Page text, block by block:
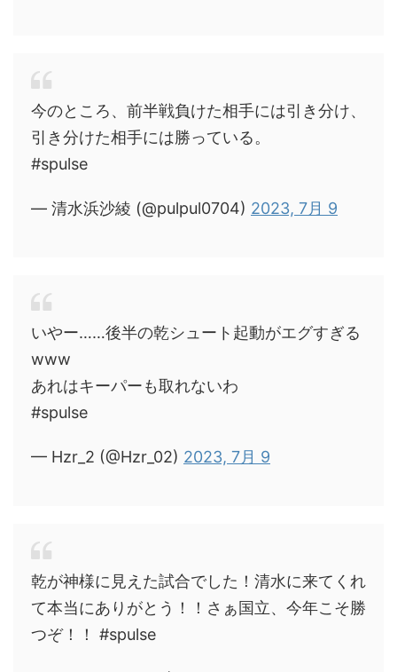
今のところ、前半戦負けた相手には引き分け、
引き分けた相手には勝っている。
#spulse
— 清水浜沙綾 (@pulpul0704) 2023, 7月 9
いやー……後半の乾シュート起動がエグすぎる
www
あれはキーパーも取れないわ
#spulse
— Hzr_2 (@Hzr_02) 2023, 7月 9
乾が神様に見えた試合でした！清水に来てくれ
て本当にありがとう！！さぁ国立、今年こそ勝
つぞ！！ #spulse